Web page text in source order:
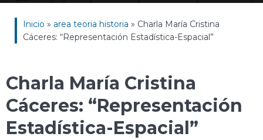
Inicio » area teoria historia » Charla María Cristina
Cáceres: “Representación Estadística-Espacial”
Charla María Cristina
Cáceres: “Representación
Estadística-Espacial”